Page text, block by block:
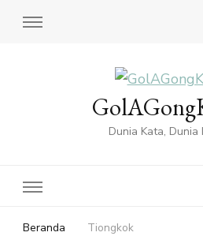
Dunia Kata, Dunia
Beranda Tiongkok